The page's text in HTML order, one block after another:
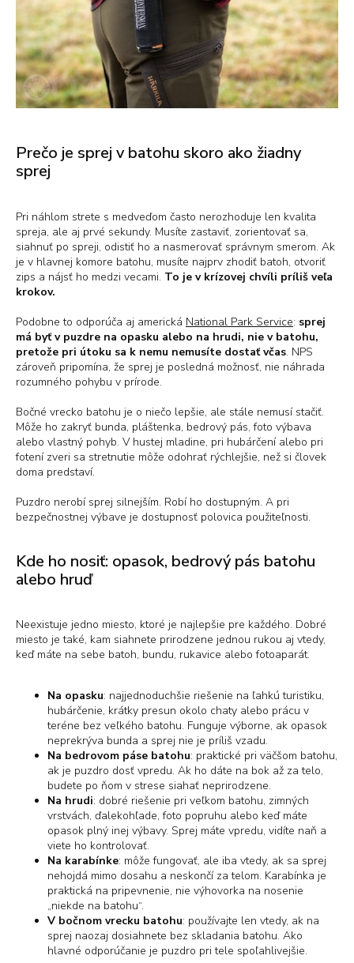
Prečo je sprej v batohu skoro ako žiadny
sprej
Pri náhlom strete s medveďom často nerozhoduje len kvalita
spreja, ale aj prvé sekundy. Musíte zastaviť, zorientovať sa,
siahnuť po spreji, odistiť ho a nasmerovať správnym smerom. Ak
je v hlavnej komore batohu, musíte najprv zhodiť batoh, otvoriť
zips a nájsť ho medzi vecami. To je v krízovej chvíli príliš veľa
krokov.
Podobne to odporúča aj americká National Park Service: sprej
má byť v puzdre na opasku alebo na hrudi, nie v batohu,
pretože pri útoku sa k nemu nemusíte dostať včas. NPS
zároveň pripomína, že sprej je posledná možnosť, nie náhrada
rozumného pohybu v prírode.
Bočné vrecko batohu je o niečo lepšie, ale stále nemusí stačiť.
Môže ho zakryť bunda, pláštenka, bedrový pás, foto výbava
alebo vlastný pohyb. V hustej mladine, pri hubárčení alebo pri
fotení zveri sa stretnutie môže odohrať rýchlejšie, než si človek
doma predstaví.
Puzdro nerobí sprej silnejším. Robí ho dostupným. A pri
bezpečnostnej výbave je dostupnosť polovica použiteľnosti.
Kde ho nosiť: opasok, bedrový pás batohu
alebo hruď
Neexistuje jedno miesto, ktoré je najlepšie pre každého. Dobré
miesto je také, kam siahnete prirodzene jednou rukou aj vtedy,
keď máte na sebe batoh, bundu, rukavice alebo fotoaparát.
Na opasku: najjednoduchšie riešenie na ľahkú turistiku,
hubárčenie, krátky presun okolo chaty alebo prácu v
teréne bez veľkého batohu. Funguje výborne, ak opasok
neprekrýva bunda a sprej nie je príliš vzadu.
Na bedrovom páse batohu: praktické pri väčšom batohu,
ak je puzdro dosť vpredu. Ak ho dáte na bok až za telo,
budete po ňom v strese siahať neprirodzene.
Na hrudi: dobré riešenie pri veľkom batohu, zimných
vrstvách, ďalekohľade, foto popruhu alebo keď máte
opasok plný inej výbavy. Sprej máte vpredu, vidíte naň a
viete ho kontrolovať.
Na karabínke: môže fungovať, ale iba vtedy, ak sa sprej
nehojdá mimo dosahu a neskončí za telom. Karabínka je
praktická na pripevnenie, nie výhovorka na nosenie
„niekde na batohu“.
V bočnom vrecku batohu: používajte len vtedy, ak na
sprej naozaj dosiahnete bez skladania batohu. Ako
hlavné odporúčanie je puzdro pri tele spoľahlivejšie.